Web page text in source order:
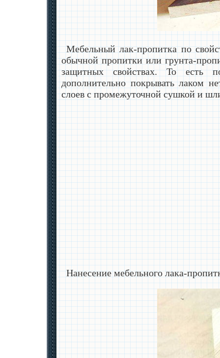
Мебельный лак-пропитка по
обычной пропитки или грунта-
защитных свойствах. То есть
дополнительно покрывать лаком
слоев с промежуточной сушкой и
Нанесение мебельного лака-